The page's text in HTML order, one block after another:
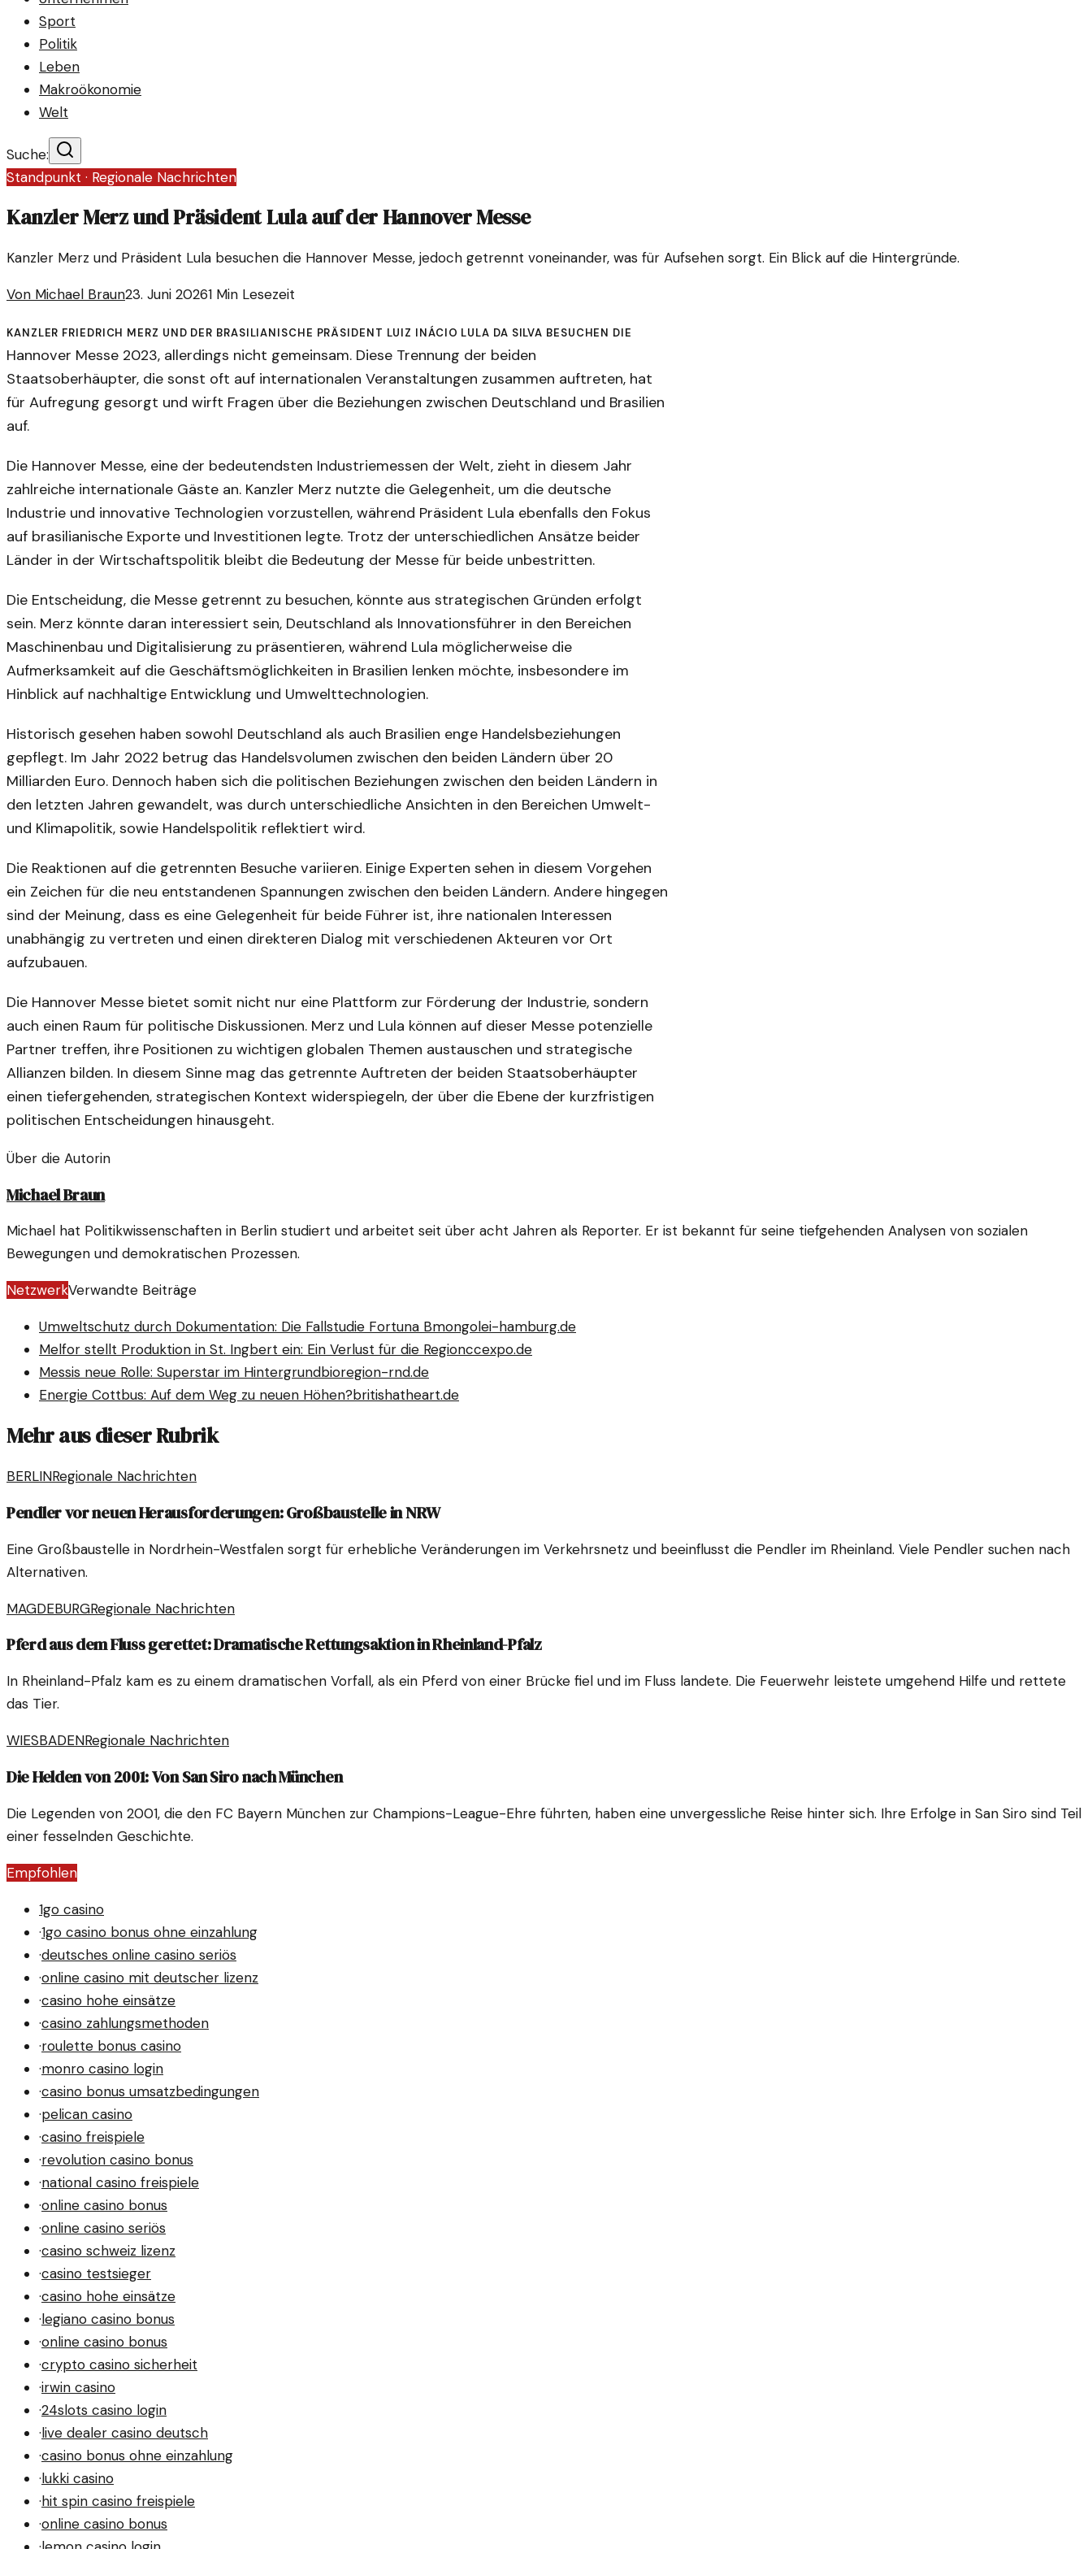
Sport
Politik
Leben
Makroökonomie
Welt
Suche:
Standpunkt · Regionale Nachrichten
Kanzler Merz und Präsident Lula auf der Hannover Messe
Kanzler Merz und Präsident Lula besuchen die Hannover Messe, jedoch getrennt voneinander, was für Aufsehen sorgt. Ein Blick auf die Hintergründe.
Von Michael Braun23. Juni 20261 Min Lesezeit
Kanzler Friedrich Merz und der brasilianische Präsident Luiz Inácio Lula da Silva besuchen die
Hannover Messe 2023, allerdings nicht gemeinsam. Diese Trennung der beiden
Staatsoberhäupter, die sonst oft auf internationalen Veranstaltungen zusammen auftreten, hat
für Aufregung gesorgt und wirft Fragen über die Beziehungen zwischen Deutschland und Brasilien
auf.
Die Hannover Messe, eine der bedeutendsten Industriemessen der Welt, zieht in diesem Jahr
zahlreiche internationale Gäste an. Kanzler Merz nutzte die Gelegenheit, um die deutsche
Industrie und innovative Technologien vorzustellen, während Präsident Lula ebenfalls den Fokus
auf brasilianische Exporte und Investitionen legte. Trotz der unterschiedlichen Ansätze beider
Länder in der Wirtschaftspolitik bleibt die Bedeutung der Messe für beide unbestritten.
Die Entscheidung, die Messe getrennt zu besuchen, könnte aus strategischen Gründen erfolgt
sein. Merz könnte daran interessiert sein, Deutschland als Innovationsführer in den Bereichen
Maschinenbau und Digitalisierung zu präsentieren, während Lula möglicherweise die
Aufmerksamkeit auf die Geschäftsmöglichkeiten in Brasilien lenken möchte, insbesondere im
Hinblick auf nachhaltige Entwicklung und Umwelttechnologien.
Historisch gesehen haben sowohl Deutschland als auch Brasilien enge Handelsbeziehungen
gepflegt. Im Jahr 2022 betrug das Handelsvolumen zwischen den beiden Ländern über 20
Milliarden Euro. Dennoch haben sich die politischen Beziehungen zwischen den beiden Ländern in
den letzten Jahren gewandelt, was durch unterschiedliche Ansichten in den Bereichen Umwelt-
und Klimapolitik, sowie Handelspolitik reflektiert wird.
Die Reaktionen auf die getrennten Besuche variieren. Einige Experten sehen in diesem Vorgehen
ein Zeichen für die neu entstandenen Spannungen zwischen den beiden Ländern. Andere hingegen
sind der Meinung, dass es eine Gelegenheit für beide Führer ist, ihre nationalen Interessen
unabhängig zu vertreten und einen direkteren Dialog mit verschiedenen Akteuren vor Ort
aufzubauen.
Die Hannover Messe bietet somit nicht nur eine Plattform zur Förderung der Industrie, sondern
auch einen Raum für politische Diskussionen. Merz und Lula können auf dieser Messe potenzielle
Partner treffen, ihre Positionen zu wichtigen globalen Themen austauschen und strategische
Allianzen bilden. In diesem Sinne mag das getrennte Auftreten der beiden Staatsoberhäupter
einen tiefergehenden, strategischen Kontext widerspiegeln, der über die Ebene der kurzfristigen
politischen Entscheidungen hinausgeht.
Über die Autorin
Michael Braun
Michael hat Politikwissenschaften in Berlin studiert und arbeitet seit über acht Jahren als Reporter. Er ist bekannt für seine tiefgehenden Analysen von sozialen
Bewegungen und demokratischen Prozessen.
NetzwerkVerwandte Beiträge
Umweltschutz durch Dokumentation: Die Fallstudie Fortuna Bmongolei-hamburg.de
Melfor stellt Produktion in St. Ingbert ein: Ein Verlust für die Regionccexpo.de
Messis neue Rolle: Superstar im Hintergrundbioregion-rnd.de
Energie Cottbus: Auf dem Weg zu neuen Höhen?britishatheart.de
Mehr aus dieser Rubrik
BERLINRegionale Nachrichten
Pendler vor neuen Herausforderungen: Großbaustelle in NRW
Eine Großbaustelle in Nordrhein-Westfalen sorgt für erhebliche Veränderungen im Verkehrsnetz und beeinflusst die Pendler im Rheinland. Viele Pendler suchen nach
Alternativen.
MAGDEBURGRegionale Nachrichten
Pferd aus dem Fluss gerettet: Dramatische Rettungsaktion in Rheinland-Pfalz
In Rheinland-Pfalz kam es zu einem dramatischen Vorfall, als ein Pferd von einer Brücke fiel und im Fluss landete. Die Feuerwehr leistete umgehend Hilfe und rettete
das Tier.
WIESBADENRegionale Nachrichten
Die Helden von 2001: Von San Siro nach München
Die Legenden von 2001, die den FC Bayern München zur Champions-League-Ehre führten, haben eine unvergessliche Reise hinter sich. Ihre Erfolge in San Siro sind Teil
einer fesselnden Geschichte.
Empfohlen
1go casino
·1go casino bonus ohne einzahlung
·deutsches online casino seriös
·online casino mit deutscher lizenz
·casino hohe einsätze
·casino zahlungsmethoden
·roulette bonus casino
·monro casino login
·casino bonus umsatzbedingungen
·pelican casino
·casino freispiele
·revolution casino bonus
·national casino freispiele
·online casino bonus
·online casino seriös
·casino schweiz lizenz
·casino testsieger
·casino hohe einsätze
·legiano casino bonus
·online casino bonus
·crypto casino sicherheit
·irwin casino
·24slots casino login
·live dealer casino deutsch
·casino bonus ohne einzahlung
·lukki casino
·hit spin casino freispiele
·online casino bonus